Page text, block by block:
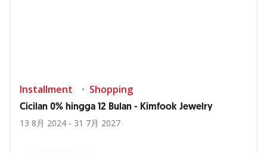
Installment Shopping
Cicilan 0% hingga 12 Bulan - Kimfook Jewelry
13 8月 2024 - 31 7月 2027